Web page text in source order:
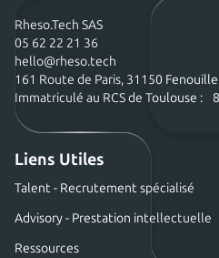
Rheso.Tech SAS
05 62 22 21 36
hello@rheso.tech
161 Route de Paris, 31150
Immatriculé au RCS de Toulouse :
Liens Utiles
Talent - Recrutement spécialisé
Advisory - Prestation intellectuelle
Ressources